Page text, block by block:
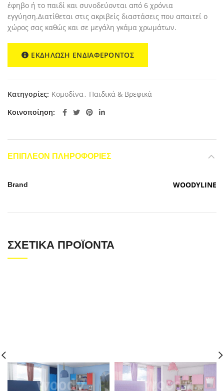
έφηβο ή το παιδί και συνοδεύονται από 6 χρόνια
εγγύηση.Διατίθεται στις ακριβείς διαστάσεις που απαιτεί ο
χώρος σας καθώς και σε μεγάλη γκάμα χρωμάτων.
ΕΚΔΗΛΩΣΗ ΕΝΔΙΑΦΕΡΟΝΤΟΣ
Κατηγορίες: Κομοδίνα, Παιδικά & Βρεφικά
Κοινοποίηση
ΕΠΙΠΛΈΟΝ ΠΛΗΡΟΦΟΡΊΕΣ
Brand WOODYLINE
ΣΧΕΤΙΚΆ ΠΡΟΪΌΝΤΑ